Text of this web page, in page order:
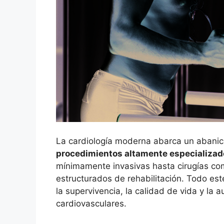
La cardiología moderna abarca un
procedimientos altamente
mínimamente invasivas hasta cirugías
estructurados de rehabilitación. Todo
la supervivencia, la calidad de vida y la
cardiovasculares.